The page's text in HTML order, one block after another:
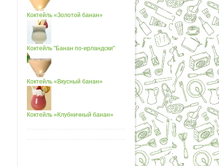
Коктейль «Золотой банан»
Коктейль "Банан по-ирландски"
Коктейль «Вкусный банан»
Коктейль «Клубничный банан»